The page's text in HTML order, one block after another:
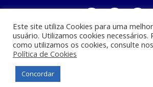
Centro Universitário Santa Terezinha - CEST - Av.
Este site utiliza Cookies para uma
usuário. Utilizamos cookies necessários.
como utilizamos os cookies, consulte
Política de Cookies
Concordar